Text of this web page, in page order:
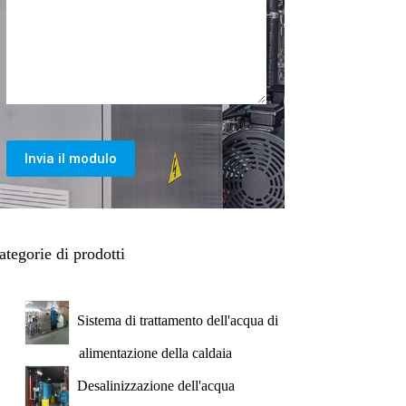
Invia il modulo
di prodotti
Sistema di trattamento dell'acqua di
alimentazione della caldaia
Desalinizzazione dell'acqua